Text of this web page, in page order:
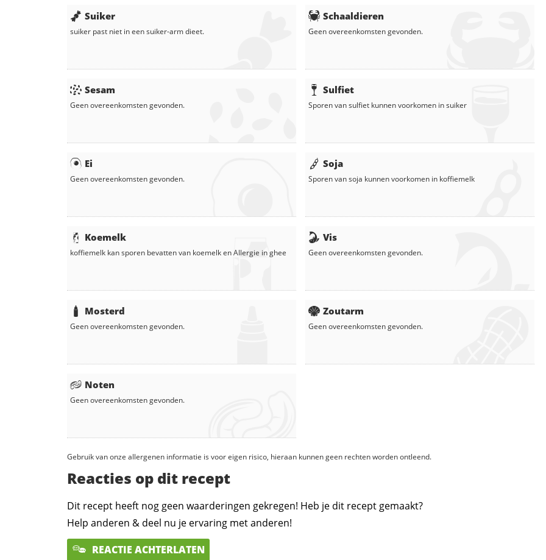
Suiker
suiker past niet in een suiker-arm dieet.
Sesam
Geen overeenkomsten gevonden.
Ei
Geen overeenkomsten gevonden.
Koemelk
koffiemelk kan sporen bevatten van koemelk enAllergie inghee
Mosterd
Geen overeenkomsten gevonden.
Noten
Geen overeenkomsten gevonden.
Schaaldieren
Geen overeenkomsten gevonden.
Sulfiet
Sporen van sulfiet kunnen voorkomen insuiker
Soja
Sporen van soja kunnen voorkomen in koffiemelk
Vis
Geen overeenkomsten gevonden.
Zoutarm
Geen overeenkomsten gevonden.
Gebruik van onze allergenen informatie is voor eigen risico, hieraan kunnen geen rechten worden ontleend.
Reacties op dit recept
Dit recept heeft nog geen waarderingen gekregen! Heb je dit recept gemaakt?
Help anderen & deel nu je ervaring met anderen!
REACTIE ACHTERLATEN